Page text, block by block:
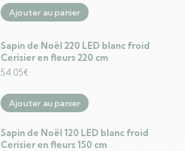
Ajouter au panier
Sapin de Noël 220 LED blanc froid
Cerisier en fleurs 220 cm
54.05€
Ajouter au panier
Sapin de Noël 120 LED blanc froid
Cerisier en fleurs 150 cm